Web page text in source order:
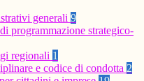
generali 9
programmazione strategico-
regionali 1
e codice di condotta 2